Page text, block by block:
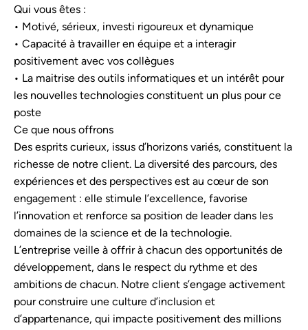
Qui vous êtes :
• Motivé, sérieux, investi rigoureux et dynamique
• Capacité à travailler en équipe et a interagir
positivement avec vos collègues
• La maitrise des outils informatiques et un intérêt pour
les nouvelles technologies constituent un plus pour ce
poste
Ce que nous offrons
Des esprits curieux, issus d’horizons variés, constituent la
richesse de notre client. La diversité des parcours, des
expériences et des perspectives est au cœur de son
engagement : elle stimule l’excellence, favorise
l’innovation et renforce sa position de leader dans les
domaines de la science et de la technologie.
L’entreprise veille à offrir à chacun des opportunités de
développement, dans le respect du rythme et des
ambitions de chacun. Notre client s’engage activement
pour construire une culture d’inclusion et
d’appartenance, qui impacte positivement des millions